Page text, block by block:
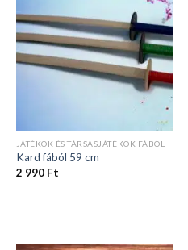
JÁTÉKOK ÉS TÁRSASJÁTÉKOK FÁBÓL
Kard fából 59 cm
2 990 Ft